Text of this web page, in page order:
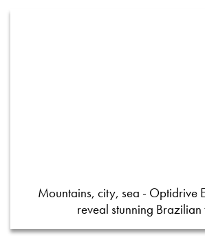
Mountains, city, sea - Optidrive
reveal stunning Brazilian